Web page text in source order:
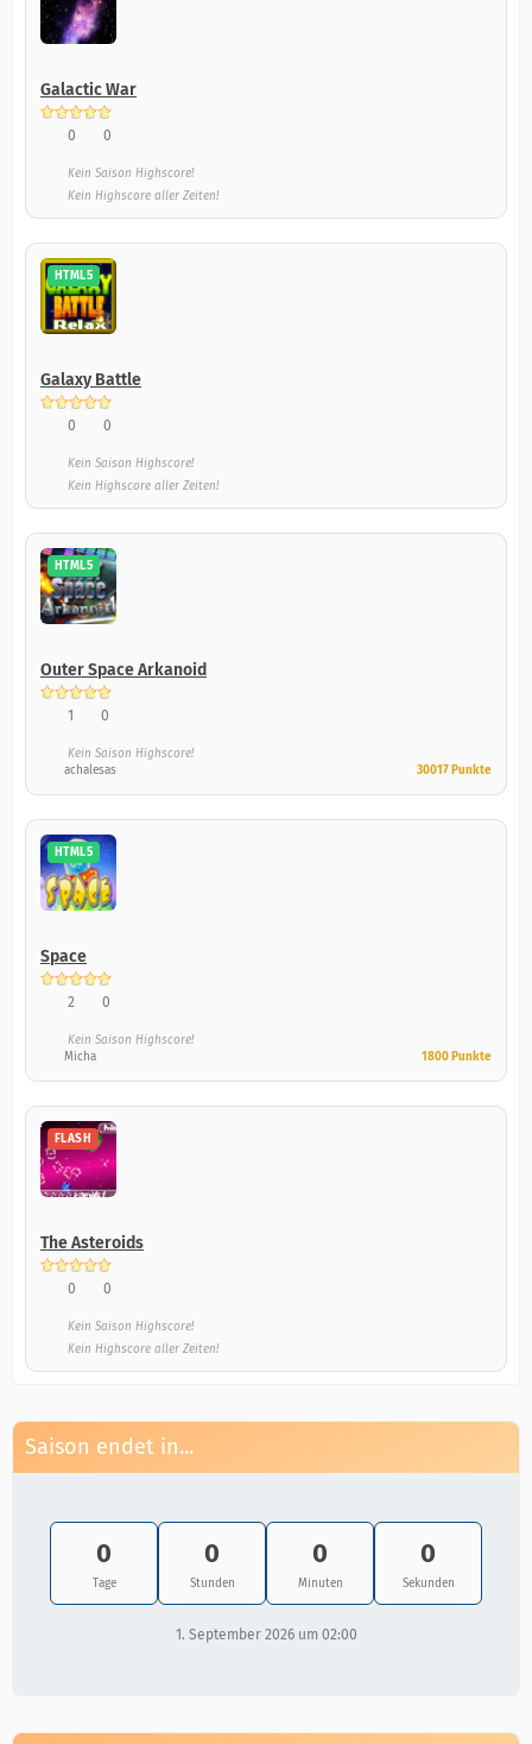
Galactic War
0 0
Kein Saison Highscore!
Kein Highscore aller Zeiten!
HTML5
Galaxy Battle
0 0
Kein Saison Highscore!
Kein Highscore aller Zeiten!
HTML5
Outer Space Arkanoid
1 0
Kein Saison Highscore!
achalesas
30017 Punkte
HTML5
Space
2 0
Kein Saison Highscore!
Micha
1800 Punkte
FLASH
The Asteroids
0 0
Kein Saison Highscore!
Kein Highscore aller Zeiten!
Saison endet in...
0
Tage
0
Stunden
0
Minuten
0
Sekunden
1. September 2026 um 02:00